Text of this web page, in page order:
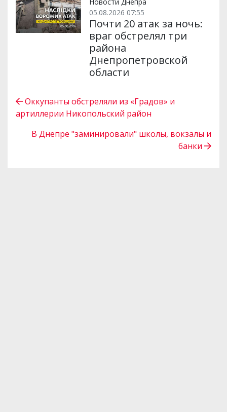
05.08.2026 07:55
Почти 20 атак за ночь:
враг обстрелял три
района
Днепропетровской
области
Оккупанты обстреляли из «Градов» и
артиллерии Никопольский район
В Днепре "заминировали" школы, вокзалы и
банки